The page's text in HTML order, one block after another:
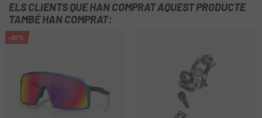
ELS CLIENTS QUE HAN COMPRAT AQUEST PRODUCTE
TAMBÉ HAN COMPRAT:
-30%